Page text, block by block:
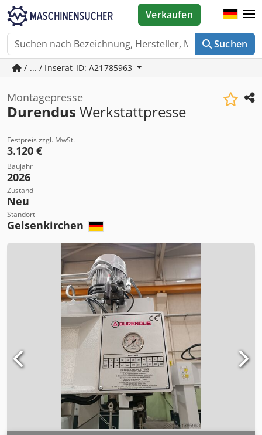
Suchen
Verkaufen
/ ... / Inserat-ID: A21785963
Montagepresse
Durendus Werkstattpresse
Festpreis zzgl. MwSt.
3.120 €
Baujahr
2026
Zustand
Neu
Standort
Gelsenkirchen